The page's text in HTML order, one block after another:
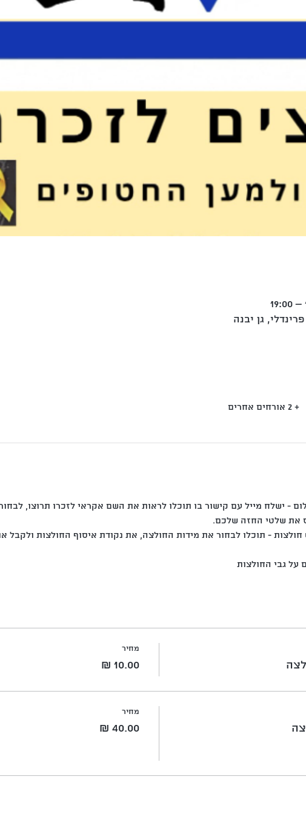
גן יבנה
+ 2 אורחים אחרים
- ישלח מייל עם קישור בו תוכלו לראות את השם אקראי לזכרו תרוצו,
את שלטי החזה שלכם.
- תוכלו לבחור את מידות החולצה, את נקודת איסוף החולצות
על גבי החולצות
מחיר
מחיר